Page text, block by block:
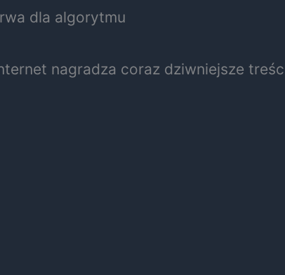
nagradza coraz dziwniejsze